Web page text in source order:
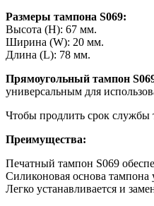
Размеры тампона S069:
Высота (H): 67 мм.
Ширина (W): 20 мм.
Длина (L): 78 мм.
Прямоугольный тампон
универсальным для
Чтобы продлить срок службы
Преимущества:
Печатный тампон S069
Силиконовая основа тампона
Легко устанавливается и